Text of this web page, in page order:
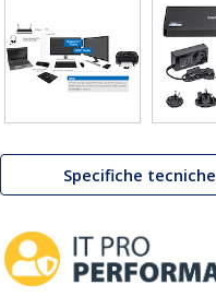
Specifiche tecniche